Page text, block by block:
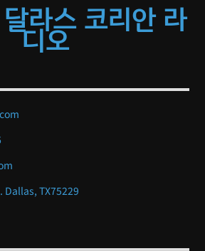
라스 코리안 라
디오
Dallas, TX75229